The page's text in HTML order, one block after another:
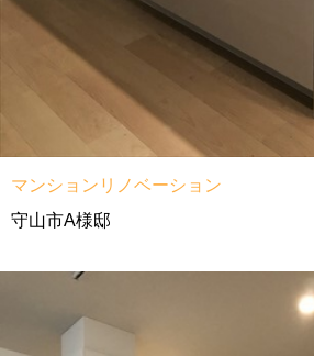
マンションリノベーション
守山市A様邸